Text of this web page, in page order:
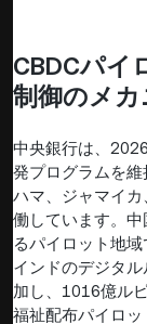
CBDCパイ
制御のメ
中央銀行は、
発プログラムを
ハマ、ジャマイ
働しています。
るパイロット地
インドのデジタ
加し、1016億ル
福祉配布パイロッ